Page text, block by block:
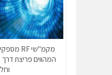
המהווים פריצת דרך